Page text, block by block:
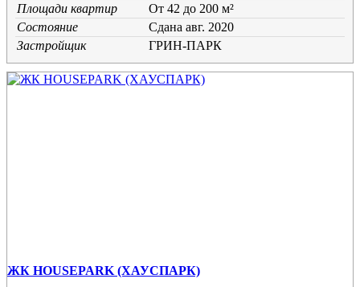
Площади квартир
От 42 до 200 м²
Состояние
Cдана авг. 2020
Застройщик
ГРИН-ПАРК
ЖК HOUSEPARK (ХАУСПАРК)